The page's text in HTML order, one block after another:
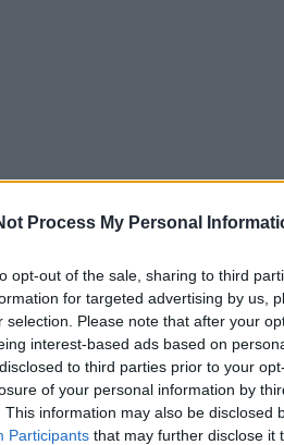
Process My Personal
opt-out of the sale, sharing to third
for targeted advertising by us,
selection. Please note that after your
interest-based ads based on
to third parties prior to your
of your personal information by
This information may also be disclosed
Participants that may further disclose it
iki šiol negali iki galo
dalys evoliucionavo būtent į
brėžiniai ir
parodo, kaip, pradedant
gyva būtybė, kai prie jos